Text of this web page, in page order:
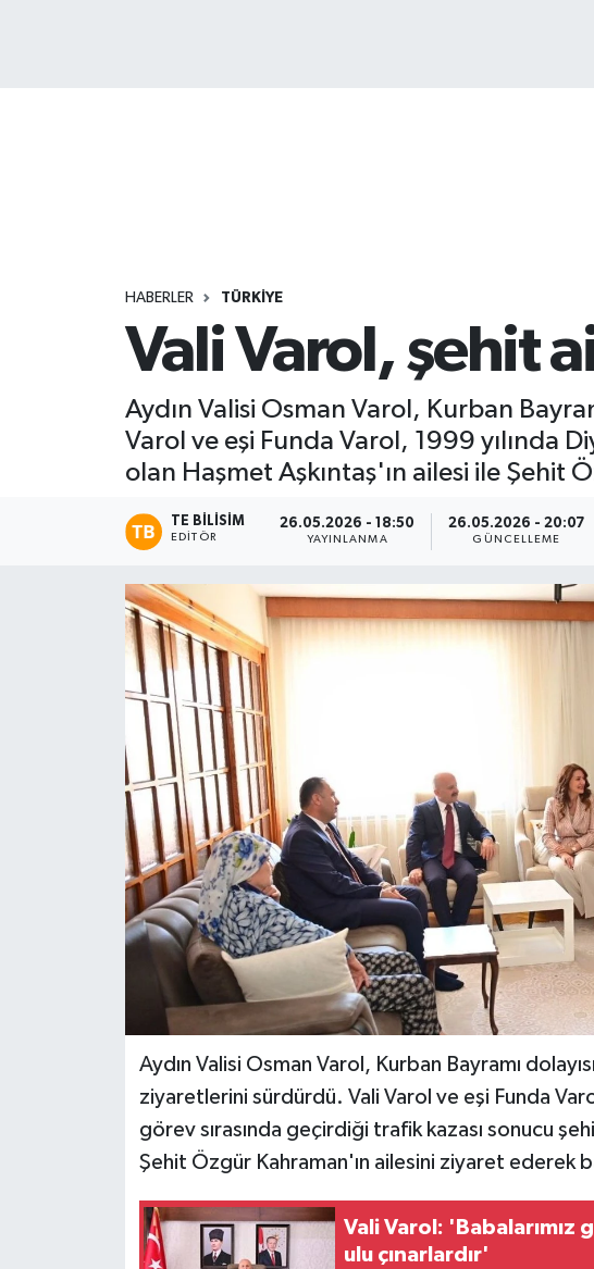
HABERLER TÜRKİYE
Vali Varol, şehit
Aydın Valisi Osman Varol, Kurban
Varol ve eşi Funda Varol, 1999 yılında
olan Haşmet Aşkıntaş'ın ailesi ile Şehit
TE BILISIM
EDITÖR
26.05.2026 - 18:50
YAYINLANMA
26.05.2026 - 20:07
GÜNCELLEME
Aydın Valisi Osman Varol, Kurban Bayramı
ziyaretlerini sürdürdü. Vali Varol ve eşi Funda
görev sırasında geçirdiği trafik kazası sonucu
Şehit Özgür Kahraman'ın ailesini ziyaret ederek
Vali Varol:
ulu çınarlardır'